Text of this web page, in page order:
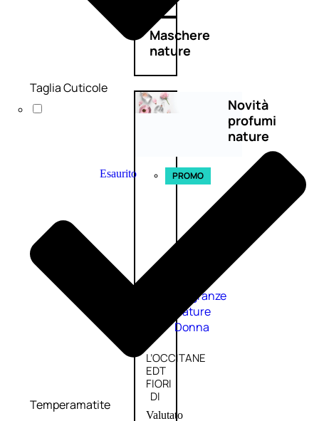
Maschere
nature
Novità
profumi
nature
Esaurito PROMO
Fragranze
Nature
Donna
L’OCCITANE
EDT
FIORI
DI
Valutato
Taglia Cuticole
Temperamatite